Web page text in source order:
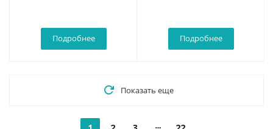
Подробнее Подробнее
Показать еще